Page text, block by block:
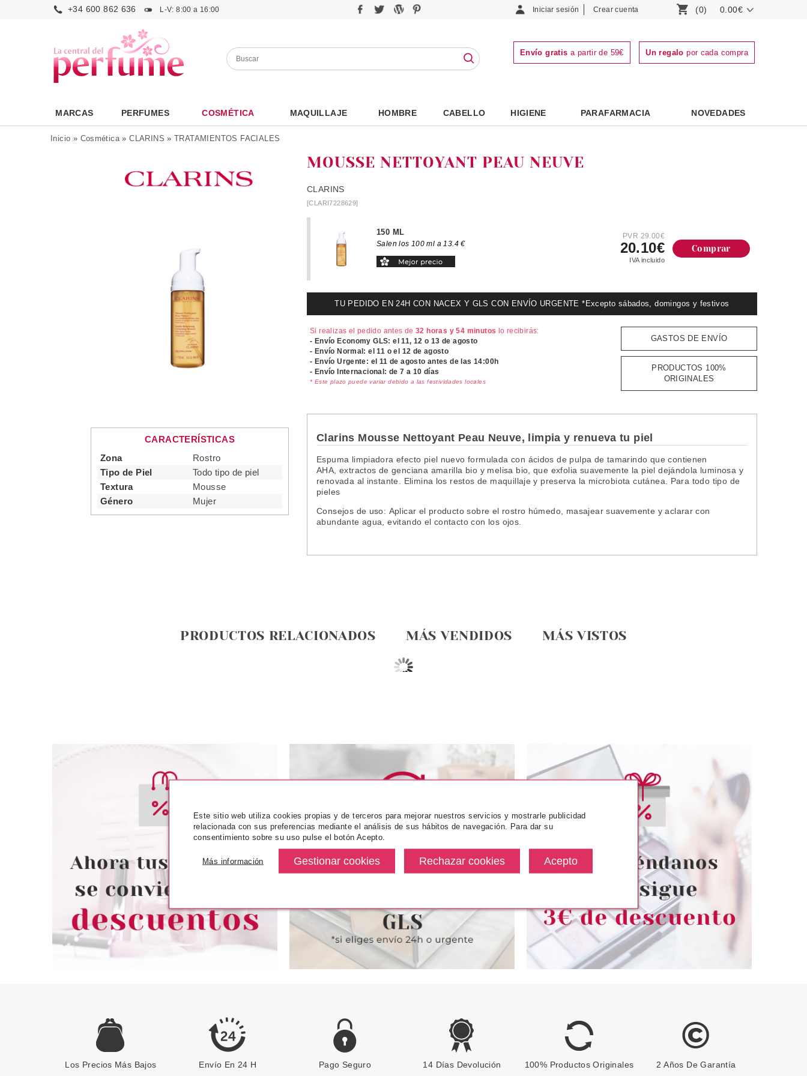
+34 600 862 636 L-V: 8:00 a 16:00 Iniciar sesión Crear cuenta (0) 0.00€
Envío gratis a partir de 59€ Un regalo por cada compra
MARCAS PERFUMES COSMÉTICA MAQUILLAJE HOMBRE CABELLO HIGIENE PARAFARMACIA NOVEDADES
Inicio » Cosmética»CLARINS »TRATAMIENTOS FACIALES
CARACTERÍSTICAS
Zona
Rostro
Tipo de Piel
Todo tipo de piel
Textura
Mousse
Género
Mujer
MOUSSE NETTOYANT PEAU NEUVE
CLARINS
[CLARI7228629]
150 ML
Salen los 100 ml a 13.4 €
PVR 29.00€
20.10€
IVA incluido
Comprar
TU PEDIDO EN 24H CON NACEX Y GLS CON ENVÍO URGENTE *Excepto sábados, domingos y festivos
Si realizas el pedido antes de32 horas y 54 minutos lo recibirás:
- Envío Economy GLS: el11, 12 o 13 de agosto
- Envío Normal: el11 o el 12 de agosto
- Envío Urgente: el 11 de agosto antes de las 14:00h
- Envío Internacional: de 7 a 10 días
* Este plazo puede variar debido a las festividades locales
GASTOS DE ENVÍO
PRODUCTOS 100%
ORIGINALES
Clarins Mousse Nettoyant Peau Neuve, limpia y renueva tu piel
Espuma limpiadora efecto piel nuevo formulada con ácidos de pulpa de tamarindo que contienen
AHA, extractos de genciana amarilla bio y melisa bio, que exfolia suavemente la piel dejándola luminosa y
renovada al instante. Elimina los restos de maquillaje y preserva la microbiota cutánea. Para todo tipo de
pieles
Consejos de uso: Aplicar el producto sobre el rostro húmedo, masajear suavemente y aclarar con
abundante agua, evitando el contacto con los ojos.
PRODUCTOS RELACIONADOS MÁS VENDIDOS MÁS VISTOS
CLARINS MÁSCARA DE
PRODUCTOS SET REGALO
Pvr 40.00€ desde
25.77€
CLARINS
CLARINS MASK SOS PURE
MASCARILLA LIMPIADORA
IMPUREZAS 75 ML
Pvr 39.00€
desde
17.99€
CLARINS
CLARINS SKIN ILLUSION
TINTED TRATAMIENTO
ILUMINADOR ANTIEDAD SPF25
Pvr 46.00€ desde
27.60€
CLARINS
CLARINS SKIN ILLUSION
ILUMINADOR ANTIEDAD SPF25
3 40 ML
Pvr 46.00€ desde
27.60€
CLARINS SKIN ILLUSION
TINTED TRATAMIENTO
ILUMINADOR ANTIEDAD SPF25
4 40 ML
Pvr 46.00€
-35%
desde
Los Precios Más Bajos Envío En 24 H Pago Seguro 14 Días Devolución 100% Productos Originales 2 Años De Garantía
Este sitio web utiliza cookies propias y de terceros para mejorar nuestros servicios y mostrarle publicidad
relacionada con sus preferencias mediante el análisis de sus hábitos de navegación. Para dar su
consentimiento sobre su uso pulse el botón Acepto.
Más información